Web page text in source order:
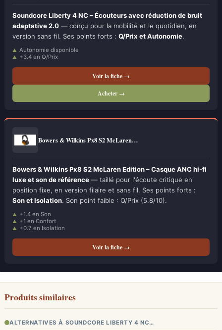
Soundcore Liberty 4 NC – Écouteurs avec réduction de bruit
adaptative 2.0 — conçu pour la mobilité et le quotidien, en
version sans fil. Ses points forts : Q/Prix et Autonomie.
Autonomie disponible
+3.4 en Q/Prix
Voir la fiche →
Acheter →
Bowers & Wilkins Px8 S2 McLaren…
Bowers & Wilkins Px8 S2 McLaren Edition – Casque ANC hi-fi
luxe et son de référence — taillé pour l'écoute critique en
position fixe, en version filaire et sans fil. Ses points forts :
Son et Isolation. Son point faible : Q/Prix (5.8/10).
+1.4 en Son
+1 en Confort
+0.7 en Isolation
Voir la fiche →
Produits similaires
ALTERNATIVES À SOUNDCORE LIBERTY 4 NC…